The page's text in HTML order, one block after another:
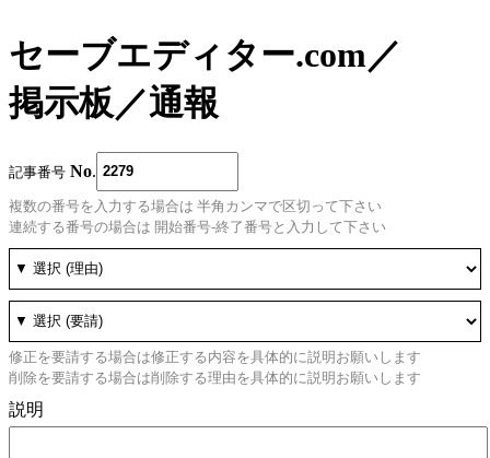
セーブエディター.com／
掲示板／通報
記事番号 No
複数の番号を入力する場合は 半角カンマで区切って下さい
連続する番号の場合は 開始番号-終了番号と入力して下さい
修正を要請する場合は修正する内容を具体的に説明お願いします
削除を要請する場合は削除する理由を具体的に説明お願いします
説明